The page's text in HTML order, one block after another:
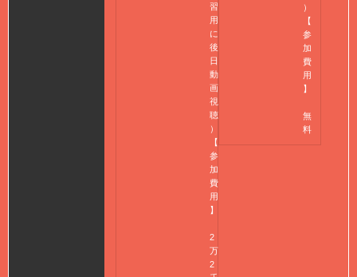
習
用
に
後
日
動
画
視
聴
）
【
参
加
費
用
】
2
万
2
）
【
参
加
費
用
】
無
料